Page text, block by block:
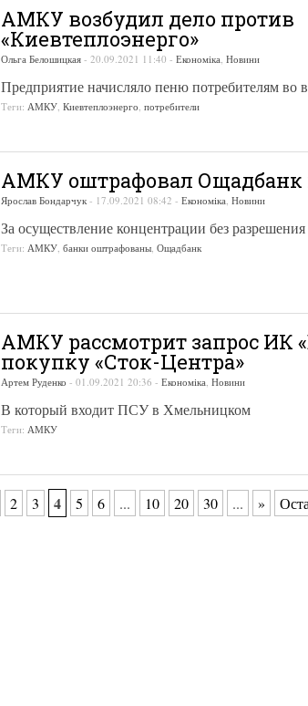
АМКУ возбудил дело против
«Киевтеплоэнерго»
Ольга Белошицкая - 20.09.2021 11:40 - Економіка, Новини
Предприятие начисляло пеню потребителям во
Теги: АМКУ, Киевтеплоэнерго, потребители
АМКУ оштрафовал Ощадбанк
Ярослав Бондарчук - 17.09.2021 08:42 - Економіка, Новини
За осуществление концентрации без разрешения
Теги: АМКУ, банки оштрафованы, Ощадбанк
АМКУ рассмотрит запрос ИК
покупку «Сток-Центра»
Артем Руденко - 01.09.2021 20:36 - Економіка, Новини
В который входит ПСУ в Хмельницком
Теги: АМКУ
2 3 4 5 6 ... 10 20 30 ... »